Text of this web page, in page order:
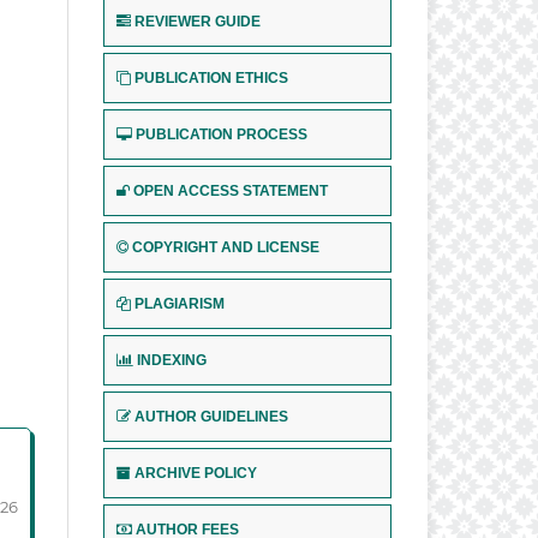
REVIEWER GUIDE
PUBLICATION ETHICS
PUBLICATION PROCESS
OPEN ACCESS STATEMENT
COPYRIGHT AND LICENSE
PLAGIARISM
INDEXING
AUTHOR GUIDELINES
ARCHIVE POLICY
AUTHOR FEES